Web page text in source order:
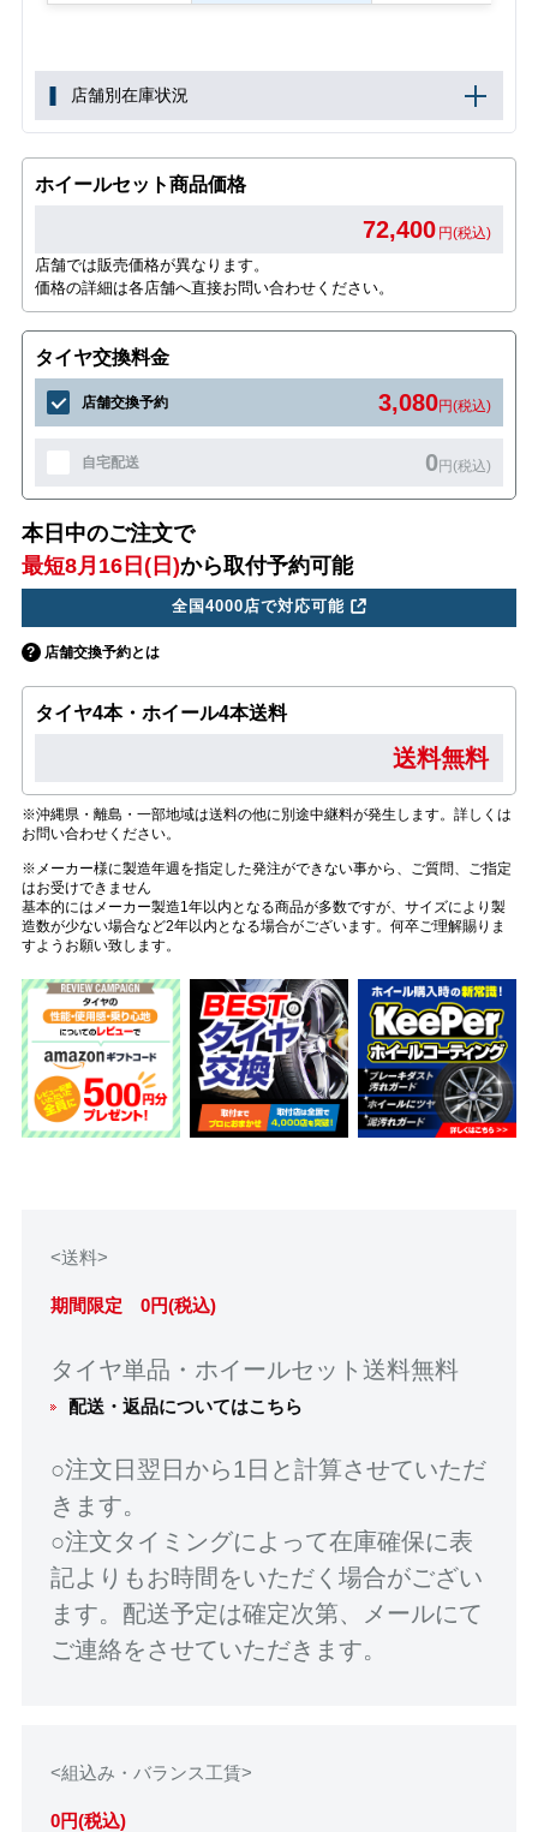
店舗別在庫状況
ホイールセット商品価格
72,400 円(税込)
店舗では販売価格が異なります。
価格の詳細は各店舗へ直接お問い合わせください。
タイヤ交換料金
店舗交換予約 3,080円(税込)
自宅配送 0円(税込)
本日中のご注文で
最短8月16日(日)から取付予約可能
全国4000店で対応可能
店舗交換予約とは
タイヤ4本・ホイール4本送料
送料無料
※沖縄県・離島・一部地域は送料の他に別途中継料が発生します。詳しくは
お問い合わせください。
※メーカー様に製造年週を指定した発注ができない事から、ご質問、ご指定
はお受けできません
基本的にはメーカー製造1年以内となる商品が多数ですが、サイズにより製
造数が少ない場合など2年以内となる場合がございます。何卒ご理解賜りま
すようお願い致します。
<送料>
期間限定 0円(税込)
タイヤ単品・ホイールセット送料無料
配送・返品についてはこちら
○注文日翌日から1日と計算させていただ
きます。
○注文タイミングによって在庫確保に表
記よりもお時間をいただく場合がござい
ます。配送予定は確定次第、メールにて
ご連絡をさせていただきます。
<組込み・バランス工賃>
0円(税込)